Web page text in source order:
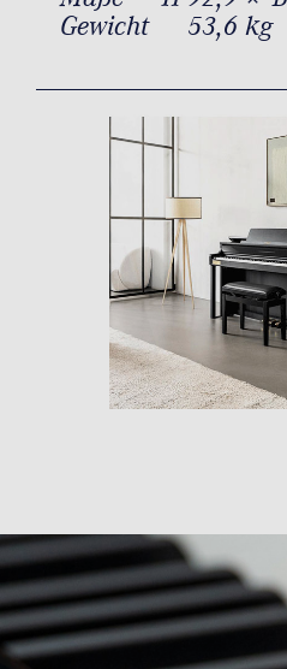
Gewicht
53,6 kg